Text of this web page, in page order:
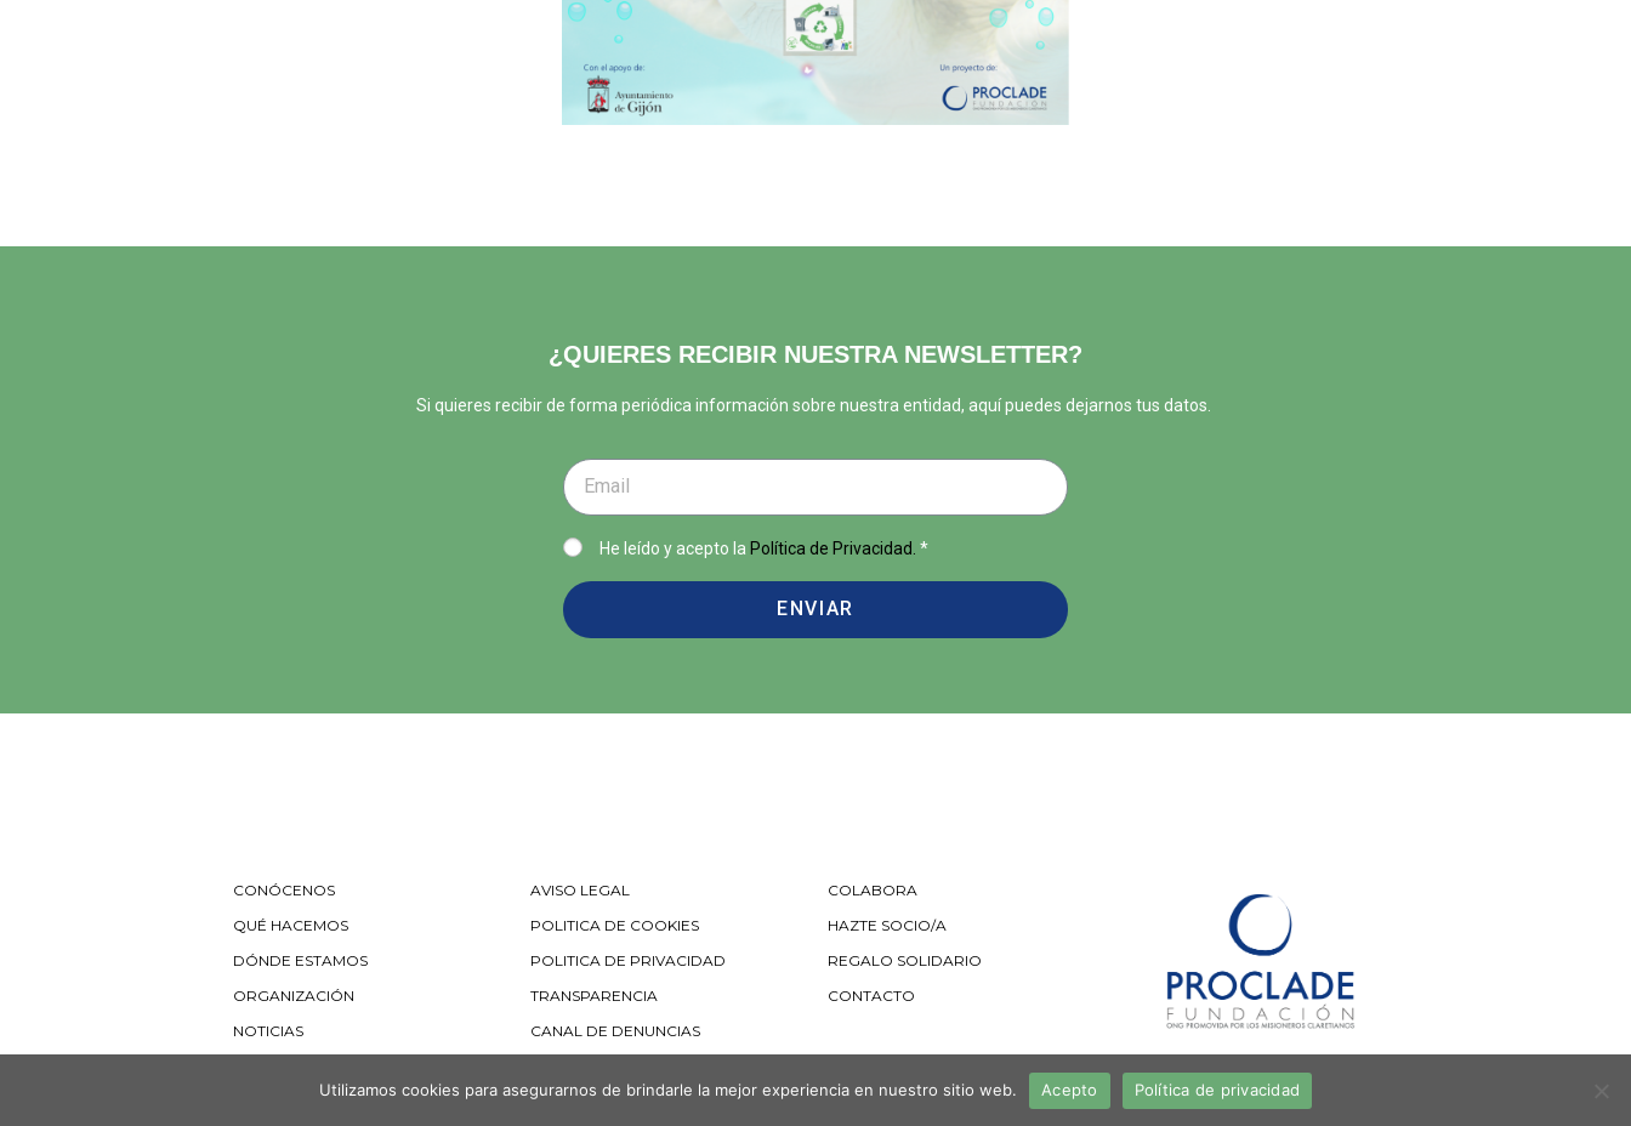
¿QUIERES RECIBIR NUESTRA NEWSLETTER?
Si quieres recibir de forma periódica información sobre nuestra entidad, aquí puedes dejarnos tus datos.
He leído y acepto la Política de Privacidad. *
ENVIAR
CONÓCENOS
QUÉ HACEMOS
DÓNDE ESTAMOS
ORGANIZACIÓN
NOTICIAS
AVISO LEGAL
POLITICA DE COOKIES
POLITICA DE PRIVACIDAD
TRANSPARENCIA
CANAL DE DENUNCIAS
COLABORA
HAZTE SOCIO/A
REGALO SOLIDARIO
CONTACTO
Utilizamos cookies para asegurarnos de brindarle la mejor experiencia en nuestro sitio web. Acepto Política de privacidad